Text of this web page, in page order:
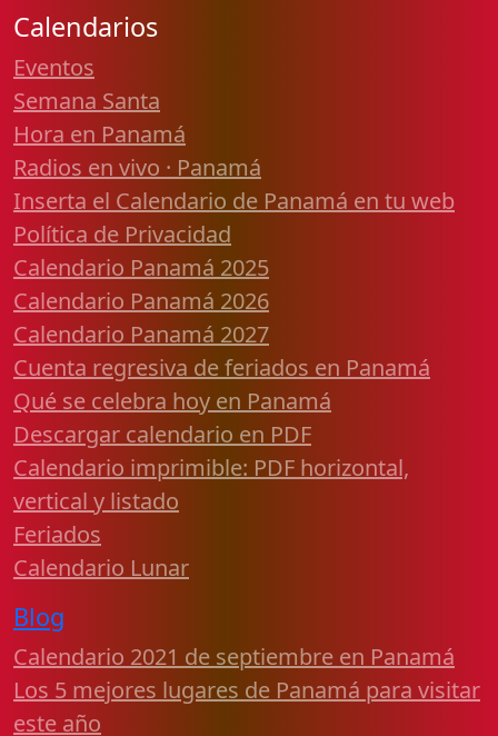
Calendarios
Eventos
Semana Santa
Hora en Panamá
Radios en vivo · Panamá
Inserta el Calendario de Panamá en tu web
Política de Privacidad
Calendario Panamá 2025
Calendario Panamá 2026
Calendario Panamá 2027
Cuenta regresiva de feriados en Panamá
Qué se celebra hoy en Panamá
Descargar calendario en PDF
Calendario imprimible: PDF horizontal,
vertical y listado
Feriados
Calendario Lunar
Blog
Calendario 2021 de septiembre en Panamá
Los 5 mejores lugares de Panamá para visitar
este año